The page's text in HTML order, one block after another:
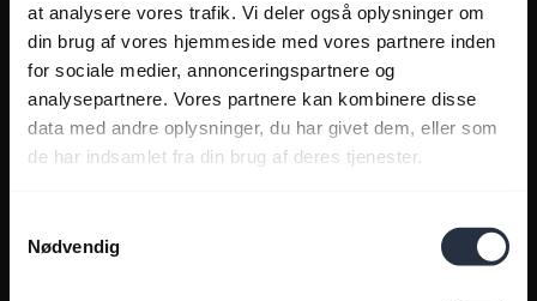
at analysere vores trafik. Vi deler også oplysninger om
din brug af vores hjemmeside med vores partnere inden
for sociale medier, annonceringspartnere og
analysepartnere. Vores partnere kan kombinere disse
data med andre oplysninger, du har givet dem, eller som
de har indsamlet fra din brug af deres tjenester.
Nødvendig